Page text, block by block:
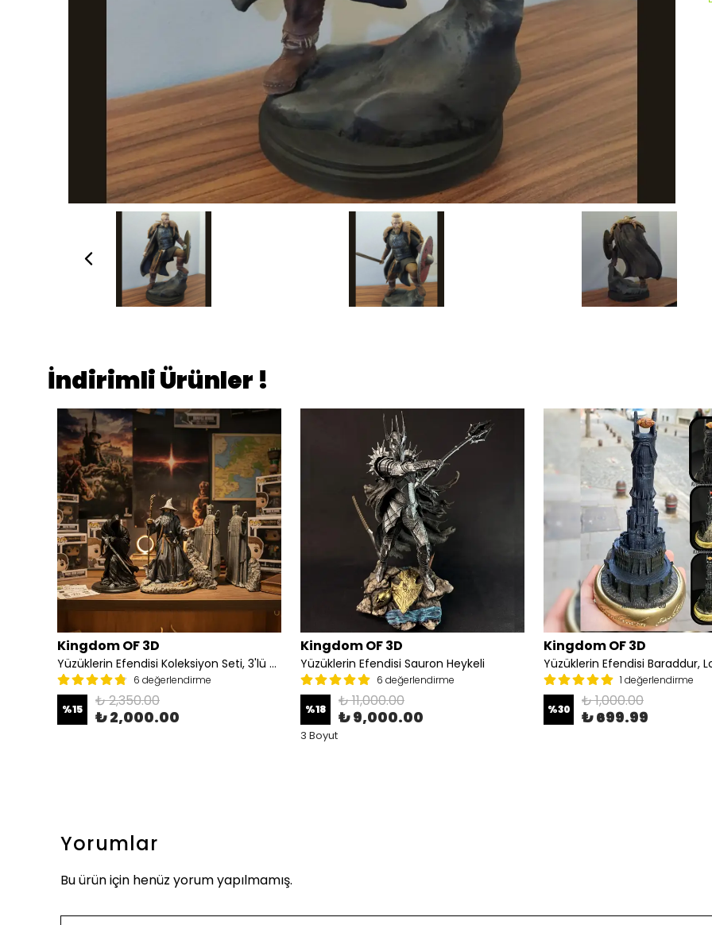
İndirimli Ürünler !
Kingdom OF 3D
Yüzüklerin Efendisi Koleksiyon Seti, 3'lü Set(Argonath Heykelleri, Nazgul, Gandalf)
6 değerlendirme
%15 ₺ 2,350.00
₺ 2,000.00
Kingdom OF 3D
Yüzüklerin Efendisi Sauron Heykeli
6 değerlendirme
%18 ₺ 11,000.00
₺ 9,000.00
3 Boyut
Kingdom OF 3D
1 değerlendirme
%30 ₺ 1,000.00
₺ 699.99
Yorumlar
Bu ürün için henüz yorum yapılmamış.